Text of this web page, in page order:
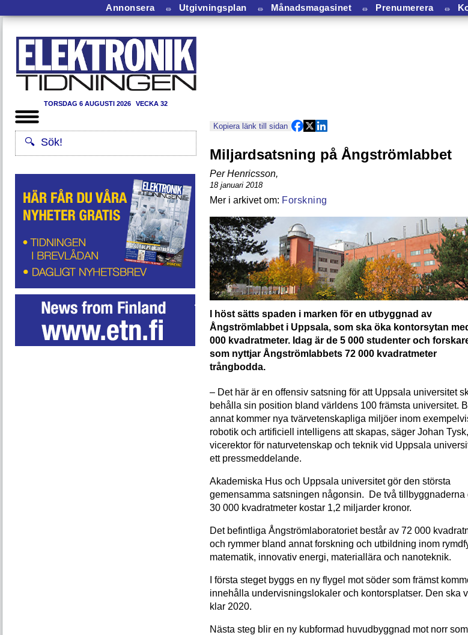
Annonsera ⏛ Utgivningsplan ⏛ Månadsmagasinet ⏛ Prenumerera ⏛
TORSDAG 6 AUGUSTI 2026 VECKA 32
Kopiera länk till sidan
Miljardsatsning på Ångströmlabbet
Per Henricsson,
18 januari 2018
Forskning
I höst sätts spaden i marken för en utbyggnad av
Ångströmlabbet i Uppsala, som ska öka kontorsytan
000 kvadratmeter. Idag är de 5 000 studenter och
som nyttjar Ångströmlabbets 72 000 kvadratmeter
trångbodda.
– Det här är en offensiv satsning för att Uppsala universitet
behålla sin position bland världens 100 främsta universitet.
annat kommer nya tvärvetenskapliga miljöer inom
robotik och artificiell intelligens att skapas, säger Johan Tysk,
vicerektor för naturvetenskap och teknik vid Uppsala
ett pressmeddelande.
Akademiska Hus och Uppsala universitet gör den största
gemensamma satsningen någonsin. De två tillbyggnaderna
30 000 kvadratmeter kostar 1,2 miljarder kronor.
Det befintliga Ångströmlaboratoriet består av 72 000
och rymmer bland annat forskning och utbildning inom
matematik, innovativ energi, materiallära och nanoteknik.
I första steget byggs en ny flygel mot söder som främst
innehålla undervisningslokaler och kontorsplatser. Den ska
klar 2020.
Nästa steg blir en ny kubformad huvudbyggnad mot norr